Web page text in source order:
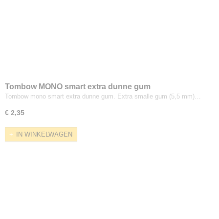
Tombow MONO smart extra dunne gum
Tombow mono smart extra dunne gum. Extra smalle gum (5,5 mm)…
€ 2,35
IN WINKELWAGEN